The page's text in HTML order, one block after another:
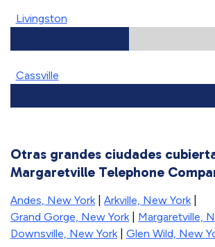
Livingston
Cassville
Otras grandes ciudades
Margaretville Telephone
Andes, New York| Arkville, New York|
Grand Gorge, New York| Margaretville,
Downsville, New York| Glen Wild, New